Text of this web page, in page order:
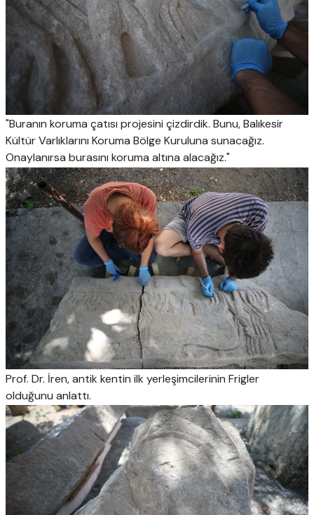
"Buranın koruma çatısı projesini çizdirdik. Bunu, Balıkesir
Kültür Varlıklarını Koruma Bölge Kuruluna sunacağız.
Onaylanırsa burasını koruma altına alacağız."
Prof. Dr. İren, antik kentin ilk yerleşimcilerinin Frigler
olduğunu anlattı.